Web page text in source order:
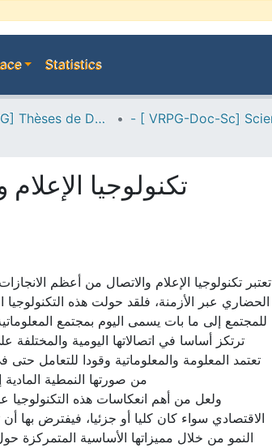
Statistics
2- [ VRPG] Thèses de Doctorat en Sciences
تكنولوجيا
تعتبر تكنولوجيا الإعلام والاتصال من أعظم
الحضاري عبر الأزمنة، فلقد حولت هذه
للمجتمع إلى ما بات يسمى اليوم بمجتمع
ترتكز أساسا في اتصالاتها اليومية
تعتمد المعلومة والمعلوماتية وقودا للتعامل
من صورتها النمطية المادية
ولعل من أهم انعكاسات هذه التكنولوجيا
الاقتصادي سواء كان كليا أو جزئيا، فيفترض بها
النمو من خلال مميزاتها الأساسية المتمركزة